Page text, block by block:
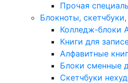
Прочая
Блокноты,
Колледж-блоки
Книги для
Алфавитные
Блоки сменные
Скетчбуки